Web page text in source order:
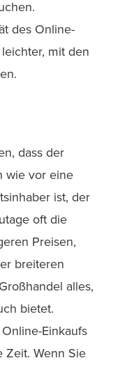
des Online-
mit den
dass der
wie vor eine
ist, der
oft die
Preisen,
breiteren
alles,
bietet.
Einkaufs
Wenn Sie